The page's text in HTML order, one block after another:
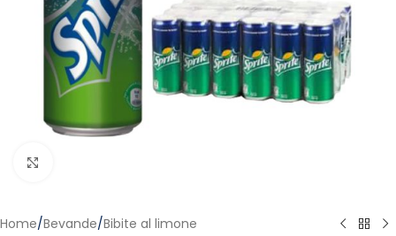
Home/Bevande/Bibite al limone